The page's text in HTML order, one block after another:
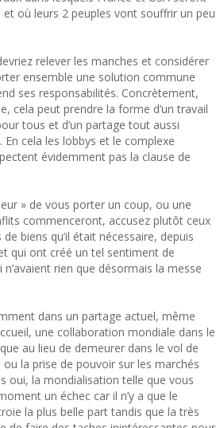
où leurs 2 peuples vont souffrir un peu
relever les manches et considérer
ensemble une solution commune
ses responsabilités. Concrètement,
cela peut prendre la forme d’un travail
tous et d’un partage tout aussi
En cela les lobbys et le complexe
évidemment pas la clause de
» de vous porter un coup, ou une
commenceront, accusez plutôt ceux
biens qu’il était nécessaire, depuis
qui ont créé un tel sentiment de
rien que désormais la messe
dans un partage actuel, même
une collaboration mondiale dans le
au lieu de demeurer dans le vol de
la prise de pouvoir sur les marchés
oui, la mondialisation telle que vous
un échec car il n’y a que le
la plus belle part tandis que la très